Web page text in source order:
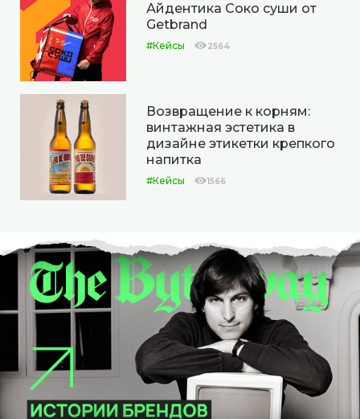
Айдентика Соко суши от
Getbrand
#Кейсы 2564
Возвращение к корням:
винтажная эстетика в
дизайне этикетки крепкого
напитка
#Кейсы 1566